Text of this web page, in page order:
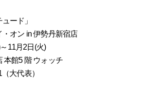
ード」
オン in 伊勢丹新宿店
11月2日(火)
本館5 階 ウォッチ
大代表）